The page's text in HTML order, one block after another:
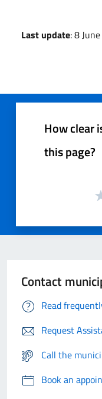
Last update: 8
How clear
this page?
Contact
Read
Request
Call the
Book an